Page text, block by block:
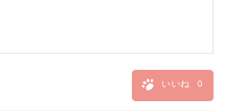
いいね 0